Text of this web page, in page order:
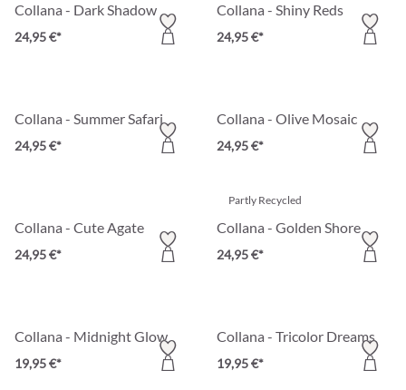
Collana - Dark Shadow
24,95 €*
Collana - Shiny Reds
24,95 €*
Collana - Summer Safari
24,95 €*
Collana - Olive Mosaic
24,95 €*
Collana - Cute Agate
24,95 €*
Partly Recycled
Collana - Golden Shore
24,95 €*
Collana - Midnight Glow
19,95 €*
Collana - Tricolor Dreams
19,95 €*